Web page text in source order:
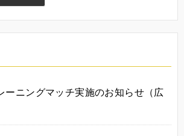
ーニングマッチ実施のお知らせ（広